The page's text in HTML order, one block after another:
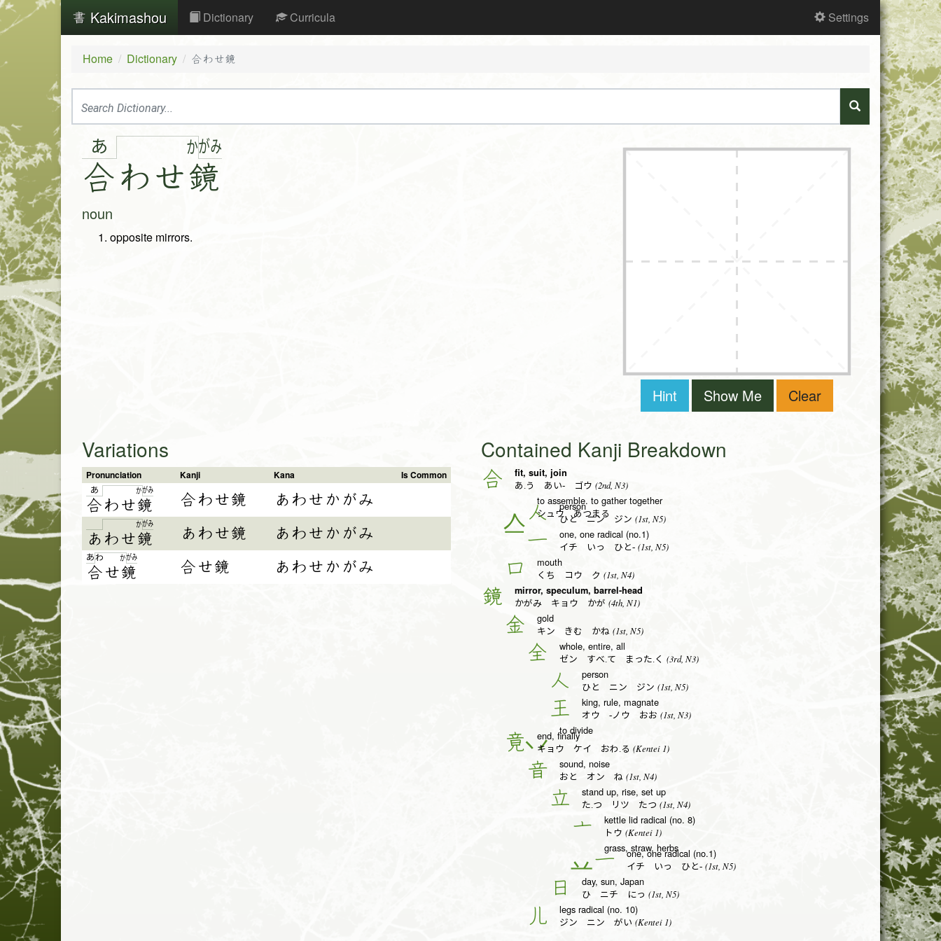
Kakimashou Dictionary Curricula Settings
Home Dictionary 合わせ鏡
あ
合わせ
かがみ
鏡
noun
opposite mirrors.
Hint Show Me Clear
Variations
Pronunciation Kanji Kana Is Common
あ
合わせ
かがみ
鏡 合わせ鏡
あわせかがみ
あ わせ
かがみ
鏡 あわせ鏡 あわせかがみ
あわ
合せ
かがみ
鏡 合せ鏡 あわせかがみ
Contained Kanji Breakdown
合 fit, suit, join
あ.う あい- ゴウ (2nd, N3)
to assemble. to gather together
シュウ あつまる
人 person
ひと ニン ジン (1st, N5)
一 one, one radical (no.1)
イチ いっ ひと- (1st, N5)
口 mouth
くち コウ ク (1st, N4)
鏡 mirror, speculum, barrel-head
かがみ キョウ かが (4th, N1)
金 gold
キン きむ かね (1st, N5)
全 whole, entire, all
ゼン すべ.て まった.く (3rd, N3)
人 person
ひと ニン ジン (1st, N5)
王 king, rule, magnate
オウ -ノウ おお (1st, N3)
to divide
竟 end, finally
キョウ ケイ おわ.る (Kentei 1)
音 sound, noise
おと オン ね (1st, N4)
立 stand up, rise, set up
た.つ リツ たつ (1st, N4)
亠 kettle lid radical (no. 8)
トウ (Kentei 1)
grass, straw, herbs
一 one, one radical (no.1)
イチ いっ ひと- (1st, N5)
日 day, sun, Japan
ひ ニチ にっ (1st, N5)
儿 legs radical (no. 10)
ジン ニン がい (Kentei 1)